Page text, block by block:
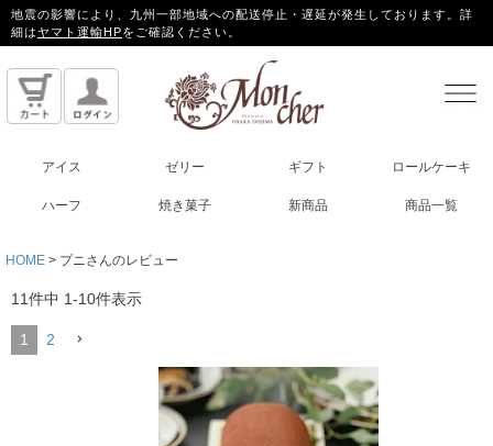
地震の影響により、九州一部地域への配送停止・遅延が発生しております。詳
細はヤマト運輸HPをご確認ください。
アイス ゼリー ギフト ロールケーキ
ハーフ 焼き菓子 新商品 商品一覧
HOME プニさんのレビュー
11件中 1-10件表示
1 2